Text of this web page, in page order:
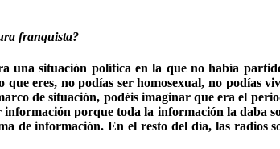
franquista?
una situación política en la que no había
eres, no podías ser homosexual, no podías
de situación, podéis imaginar que era el
porque toda la información la daba
de información. En el resto del día, las radios